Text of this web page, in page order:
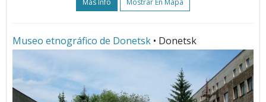
Museo etnográfico de Donetsk • Donetsk